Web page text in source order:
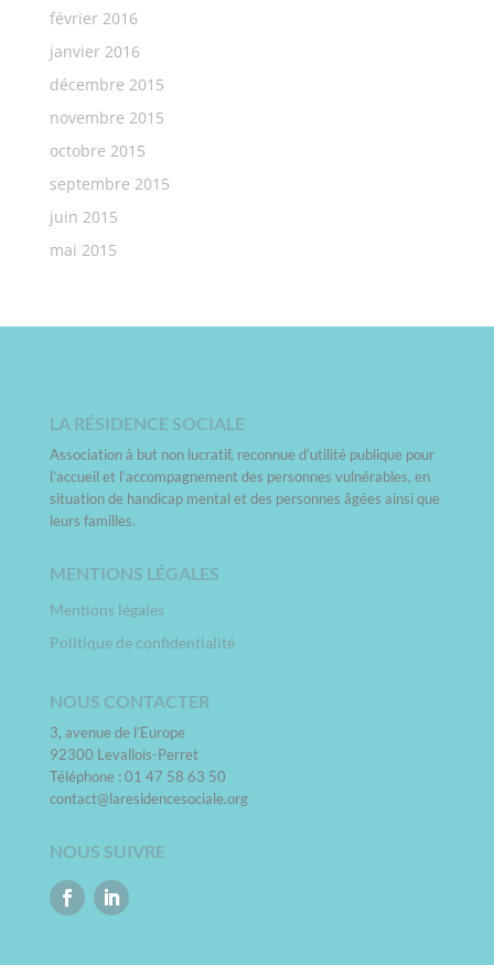
février 2016
janvier 2016
décembre 2015
novembre 2015
octobre 2015
septembre 2015
juin 2015
mai 2015
LA RÉSIDENCE SOCIALE
Association à but non lucratif, reconnue d’utilité publique pour
l’accueil et l’accompagnement des personnes vulnérables, en
situation de handicap mental et des personnes âgées ainsi que
leurs familles.
MENTIONS LÉGALES
Mentions légales
Politique de confidentialité
NOUS CONTACTER
3, avenue de l’Europe
92300 Levallois-Perret
Téléphone : 01 47 58 63 50
contact@laresidencesociale.org
NOUS SUIVRE